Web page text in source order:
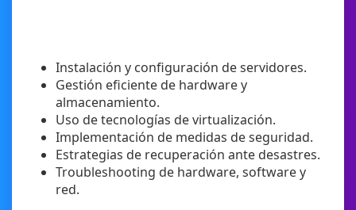
Instalación y configuración de servidores.
Gestión eficiente de hardware y
almacenamiento.
Uso de tecnologías de virtualización.
Implementación de medidas de seguridad.
Estrategias de recuperación ante desastres.
Troubleshooting de hardware, software y
red.